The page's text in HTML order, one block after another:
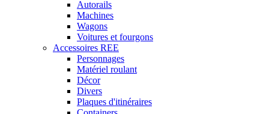
Autorails
Machines
Wagons
Voitures et fourgons
Accessoires REE
Personnages
Matériel roulant
Décor
Divers
Plaques d'itinéraires